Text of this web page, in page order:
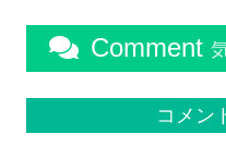
Comment
コメン